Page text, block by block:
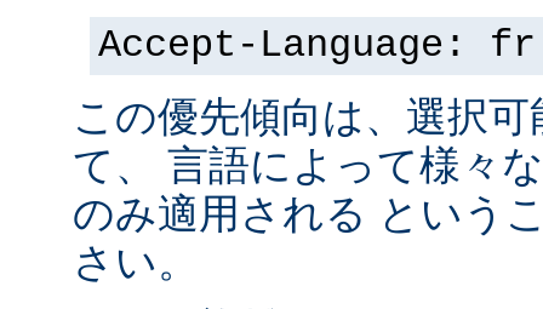
Accept-Language: fr
この優先傾向は、選択
て、 言語によって様々
のみ適用される という
さい。